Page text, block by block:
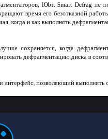
IObit Smart Defrag не
время его безотказной
когда и как выполнять
сохраняется, когда
дефрагментацию диска в
интерфейс, позволяющий